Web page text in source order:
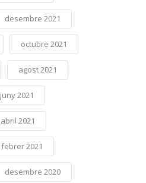
desembre 2021
octubre 2021
agost 2021
juny 2021
abril 2021
febrer 2021
desembre 2020